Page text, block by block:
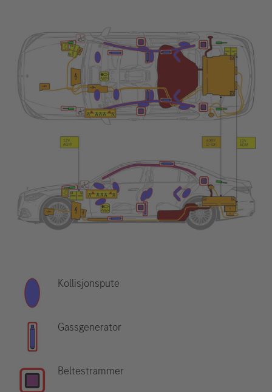
Kollisjonspute
Gassgenerator
Beltestrammer